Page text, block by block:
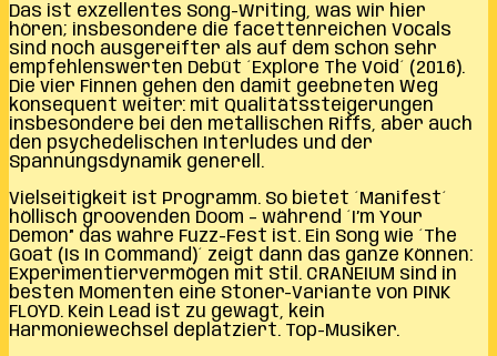
Das ist exzellentes Song-Writing, was wir hier
hören; insbesondere die facettenreichen Vocals
sind noch ausgereifter als auf dem schon sehr
empfehlenswerten Debüt ´Explore The Void´ (2016).
Die vier Finnen gehen den damit geebneten Weg
konsequent weiter: mit Qualitätssteigerungen
insbesondere bei den metallischen Riffs, aber auch
den psychedelischen Interludes und der
Spannungsdynamik generell.
Vielseitigkeit ist Programm. So bietet ´Manifest´
höllisch groovenden Doom – während ´I’m Your
Demon” das wahre Fuzz-Fest ist. Ein Song wie ´The
Goat (Is In Command)´ zeigt dann das ganze Können:
Experimentiervermögen mit Stil. CRANEIUM sind in
besten Momenten eine Stoner-Variante von PINK
FLOYD. Kein Lead ist zu gewagt, kein
Harmoniewechsel deplatziert. Top-Musiker.